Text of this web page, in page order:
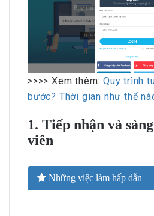
>>>> Xem thêm:Quy trình
bước? Thời gian như thế
1. Tiếp nhận và
viên
Những việc làm hấp dẫn